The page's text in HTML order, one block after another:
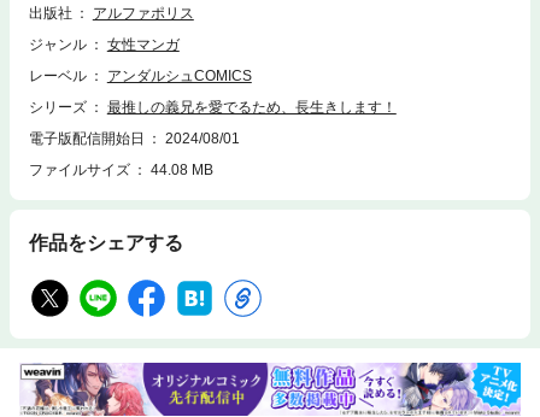
己評価の低い兄を褒めまくったり……そんな風に兄様大好きなアルバが必
死になって駆け回っていると、なんとオルシスがどんどん弟馬鹿に進化し
出版社
アルファポリス
ジャンル
女性マンガ
レーベル
アンダルシュCOMICS
シリーズ
最推しの義兄を愛でるため、長生きします！
電子版配信開始日
2024/08/01
ファイルサイズ
44.08 MB
作品をシェアする